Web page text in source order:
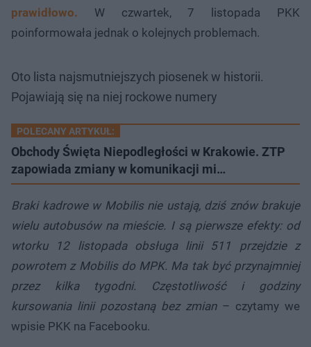
prawidłowo.
W czwartek, 7 listopada PKK
poinformowała jednak o kolejnych problemach.
Oto lista najsmutniejszych piosenek w historii.
Pojawiają się na niej rockowe numery
POLECANY ARTYKUŁ:
Obchody Święta Niepodległości w Krakowie. ZTP
zapowiada zmiany w komunikacji mi…
Braki kadrowe w Mobilis nie ustają, dziś znów brakuje
wielu autobusów na mieście. I są pierwsze efekty: od
wtorku 12 listopada obsługa linii 511 przejdzie z
powrotem z Mobilis do MPK. Ma tak być przynajmniej
przez kilka tygodni. Częstotliwość i godziny
kursowania linii pozostaną bez zmian– czytamy we
wpisie PKK na Facebooku.